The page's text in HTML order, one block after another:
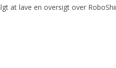
at lave en oversigt over